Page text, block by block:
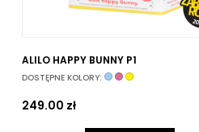
ALILO HAPPY BUNNY P1
DOSTĘPNE KOLORY:
249.00 zł